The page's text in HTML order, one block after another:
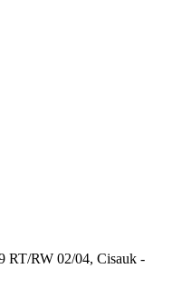
RT/RW 02/04, Cisauk -